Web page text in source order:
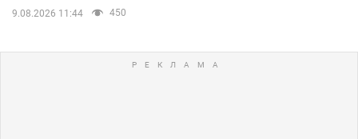
9.08.2026 11:44 450